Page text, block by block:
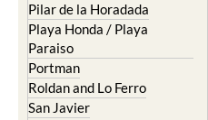
Pilar de la Horadada
Playa Honda / Playa
Paraiso
Portman
Roldan and Lo Ferro
San Javier